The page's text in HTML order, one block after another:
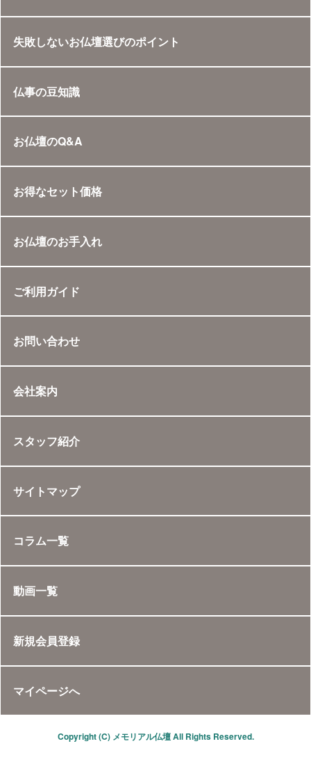
失敗しないお仏壇選びのポイント
仏事の豆知識
お仏壇のQ&A
お得なセット価格
お仏壇のお手入れ
ご利用ガイド
お問い合わせ
会社案内
スタッフ紹介
サイトマップ
コラム一覧
動画一覧
新規会員登録
マイページへ
Copyright (C) メモリアル仏壇 All Rights Reserved.